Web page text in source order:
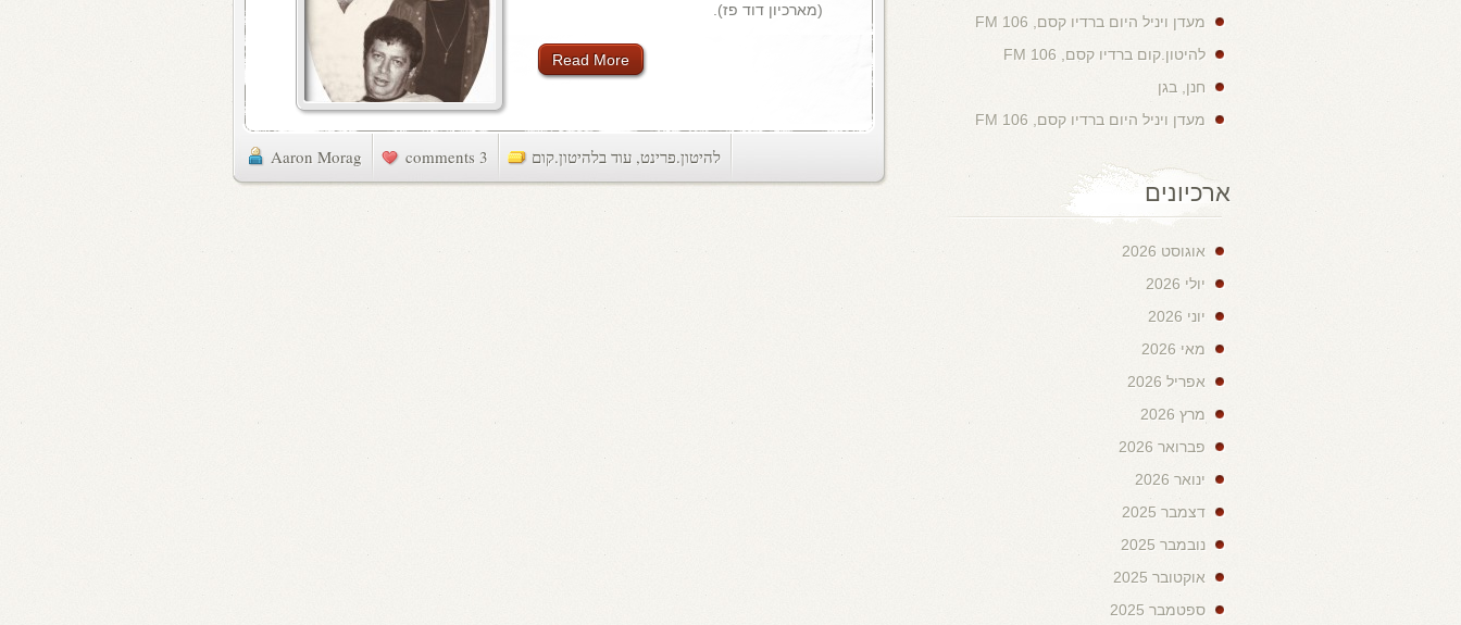
(מארכיון דוד פז).
Read More
Aaron Morag 3 comments להיטון.פרינט, עוד בלהיטון.קום
מעדן ויניל היום ברדיו קסם, 106 FM
להיטון.קום ברדיו קסם, 106 FM
חנן, בגן
מעדן ויניל היום ברדיו קסם, 106 FM
ארכיונים
אוגוסט 2026
יולי 2026
יוני 2026
מאי 2026
אפריל 2026
מרץ 2026
פברואר 2026
ינואר 2026
דצמבר 2025
נובמבר 2025
אוקטובר 2025
ספטמבר 2025